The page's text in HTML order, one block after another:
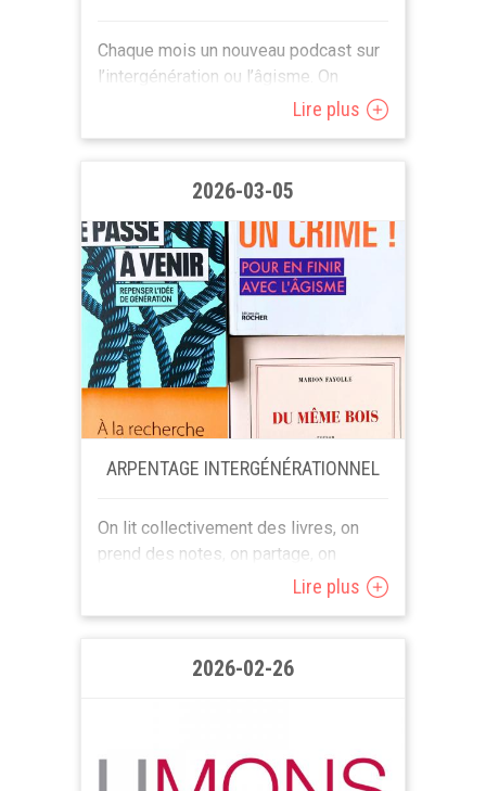
Chaque mois un nouveau podcast sur
l’intergénération ou l’âgisme. On
écoute. On partage nos avis. On
Lire plus
2026-03-05
ARPENTAGE INTERGÉNÉRATIONNEL
On lit collectivement des livres, on
prend des notes, on partage, on
transmet, on discute... Chaque mois,
Lire plus
2026-02-26